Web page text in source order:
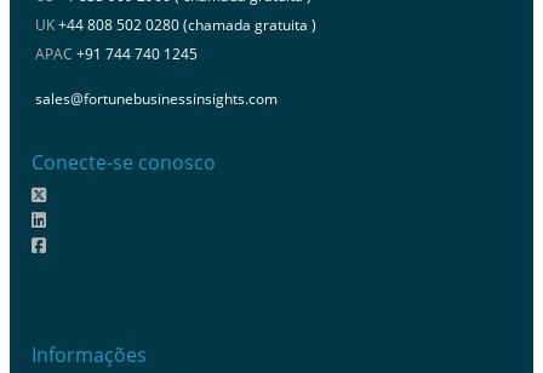
UK+44 808 502 0280 (chamada gratuita )
APAC +91 744 740 1245
sales@fortunebusinessinsights.com
Conecte-se conosco
Informações